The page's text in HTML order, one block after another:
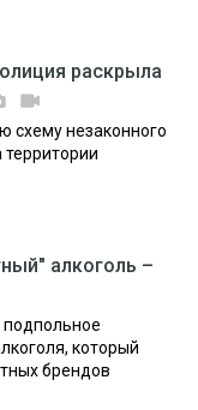
раскрыла
схему незаконного
алкоголь –
подпольное
который
брендов